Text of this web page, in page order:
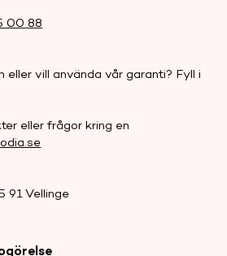
00 88
eller vill använda vår garanti? Fyll i
eller frågor kring en
91 Vellinge